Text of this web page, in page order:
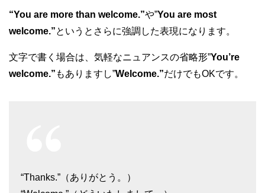
“You are more than welcome.”や”You are most
welcome.”というとさらに強調した表現になります。
文字で書く場合は、気軽なニュアンスの省略形”You’re
welcome.” もありますし”Welcome.”だけでもOKです。
“Thanks.”（ありがとう。）